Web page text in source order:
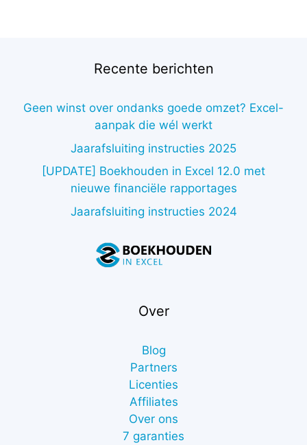
Recente berichten
Geen winst over ondanks goede omzet? Excel-
aanpak die wél werkt
Jaarafsluiting instructies 2025
[UPDATE] Boekhouden in Excel 12.0 met
nieuwe financiële rapportages
Jaarafsluiting instructies 2024
Over
Blog
Partners
Licenties
Affiliates
Over ons
7 garanties